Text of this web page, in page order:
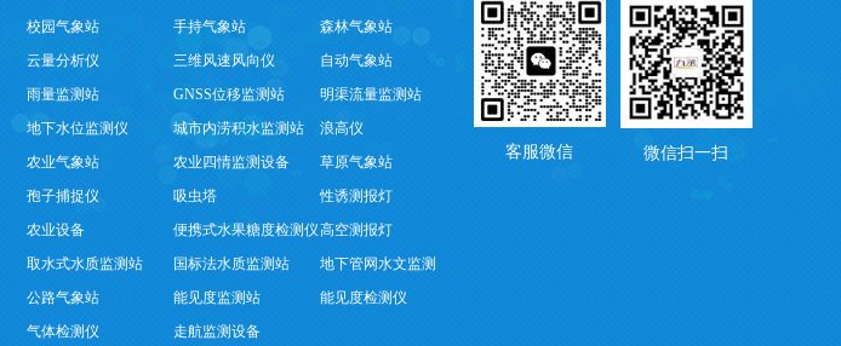
校园气象站 手持气象站
森林气象站
云量分析仪 三维风速风向仪
自动气象站
雨量监测站 GNSS位移监测站
明渠流量监测站
地下水位监测仪 城市内涝积水监测站
浪高仪
农业气象站 农业四情监测设备
草原气象站
孢子捕捉仪 吸虫塔
性诱测报灯
农业设备 便携式水果糖度检测仪高空测报灯
取水式水质监测站 国标法水质监测站
地下管网水文监测
公路气象站 能见度监测站
能见度检测仪
气体检测仪 走航监测设备
微信扫一扫
客服微信